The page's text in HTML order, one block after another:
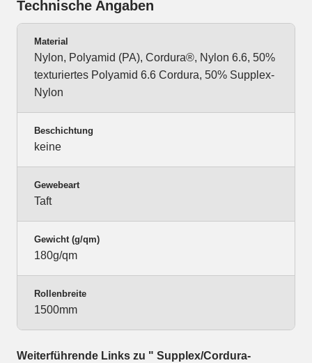
Technische Angaben
Material
Nylon, Polyamid (PA), Cordura®, Nylon 6.6, 50%
texturiertes Polyamid 6.6 Cordura, 50% Supplex-
Nylon
Beschichtung
keine
Gewebeart
Taft
Gewicht (g/qm)
180g/qm
Rollenbreite
1500mm
Weiterführende Links zu " Supplex/Cordura-